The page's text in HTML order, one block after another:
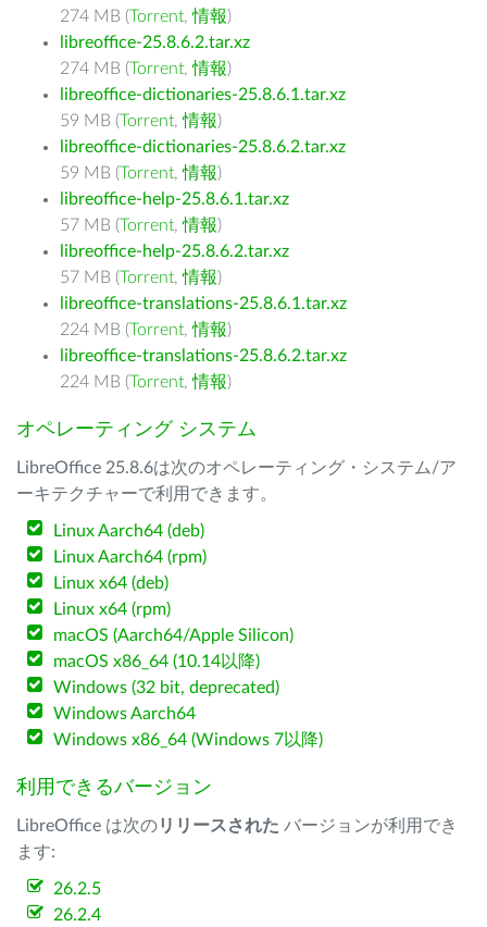
274 MB (Torrent,情報)
libreoffice-25.8.6.2.tar.xz
274 MB (Torrent,情報)
libreoffice-dictionaries-25.8.6.1.tar.xz
59 MB (Torrent,情報)
libreoffice-dictionaries-25.8.6.2.tar.xz
59 MB (Torrent,情報)
libreoffice-help-25.8.6.1.tar.xz
57 MB (Torrent,情報)
libreoffice-help-25.8.6.2.tar.xz
57 MB (Torrent,情報)
libreoffice-translations-25.8.6.1.tar.xz
224 MB (Torrent,情報)
libreoffice-translations-25.8.6.2.tar.xz
224 MB (Torrent,情報)
オペレーティング システム
LibreOffice 25.8.6は次のオペレーティング・システム/ア
ーキテクチャーで利用できます。
Linux Aarch64 (deb)
Linux Aarch64 (rpm)
Linux x64 (deb)
Linux x64 (rpm)
macOS (Aarch64/Apple Silicon)
macOS x86_64 (10.14以降)
Windows (32 bit, deprecated)
Windows Aarch64
Windows x86_64 (Windows 7以降)
利用できるバージョン
LibreOffice は次のリリースされた バージョンが利用でき
ます:
26.2.5
26.2.4